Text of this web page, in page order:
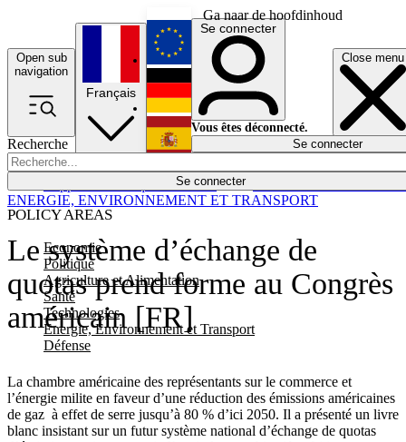
Ga naar de hoofdinhoud
Open sub
navigation
Close menu
Recherche
Se connecter
POLICY AREAS
Economie
Politique
Agriculture et Alimentation
Santé
Technologies
Energie, Environnement et Transport
Défense
Économie
Français
English
Deutsch
Español
Se connecter
Vous êtes déconnecté.
Se connecter
Le système d’échange de
quotas prend forme au Congrès
américain [FR]
La chambre américaine des représentants sur le commerce et
l’énergie milite en faveur d’une réduction des émissions américaines
de gaz à effet de serre jusqu’à 80 % d’ici 2050. Il a présenté un livre
blanc insistant sur un futur système national d’échange de quotas
ENERGIE, ENVIRONNEMENT ET TRANSPORT